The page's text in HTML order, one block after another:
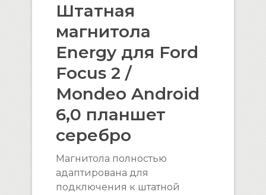
Штатная
магнитола
Energy для Ford
Focus 2 /
Mondeo Android
6,0 планшет
серебро
Магнитола полностью
адаптирована для
подключения к штатной